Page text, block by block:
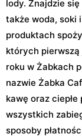
lody. Znajdzie
także woda, soki
produktach
których pierwszą
roku w Żabkach
nazwie Żabka
kawę oraz
wszystkich
sposoby